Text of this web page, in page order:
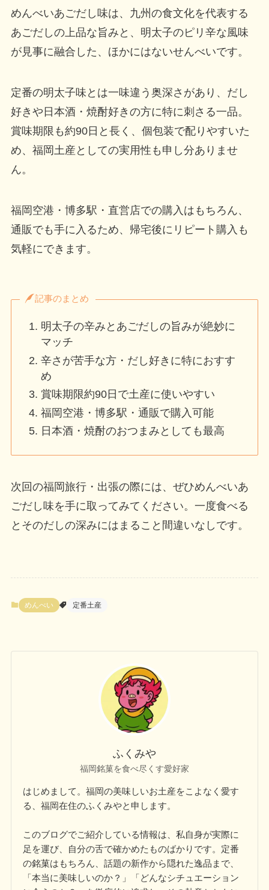
めんべいあごだし味は、九州の食文化を代表する
あごだしの上品な旨みと、明太子のピリ辛な風味
が見事に融合した、ほかにはないせんべいです。
定番の明太子味とは一味違う奥深さがあり、だし
好きや日本酒・焼酎好きの方に特に刺さる一品。
賞味期限も約90日と長く、個包装で配りやすいた
め、福岡土産としての実用性も申し分ありませ
ん。
福岡空港・博多駅・直営店での購入はもちろん、
通販でも手に入るため、帰宅後にリピート購入も
気軽にできます。
記事のまとめ
明太子の辛みとあごだしの旨みが絶妙に
マッチ
辛さが苦手な方・だし好きに特におすす
め
賞味期限約90日で土産に使いやすい
福岡空港・博多駅・通販で購入可能
日本酒・焼酎のおつまみとしても最高
次回の福岡旅行・出張の際には、ぜひめんべいあ
ごだし味を手に取ってみてください。一度食べる
とそのだしの深みにはまること間違いなしです。
めんべい 定番土産
ふくみや
福岡銘菓を食べ尽くす愛好家
はじめまして。福岡の美味しいお土産をこよなく愛す
る、福岡在住のふくみやと申します。
このブログでご紹介している情報は、私自身が実際に
足を運び、自分の舌で確かめたものばかりです。定番
の銘菓はもちろん、話題の新作から隠れた逸品まで、
「本当に美味しいのか？」「どんなシチュエーション